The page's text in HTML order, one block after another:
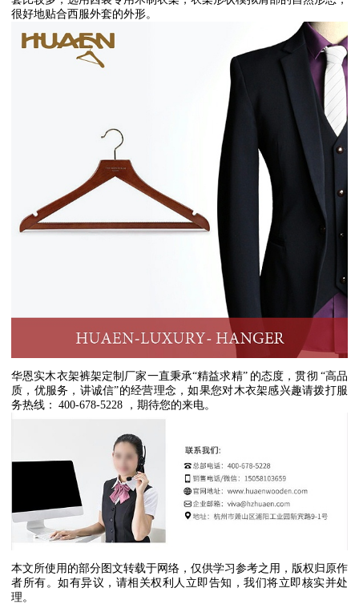
很好地贴合西服外套的外形。
华恩实木衣架裤架定制厂家一直秉承“精益求精” 的态度，贯彻 “高品
质，优服务，讲诚信”的经营理念，如果您对木衣架感兴趣请拨打服
务热线： 400-678-5228 ，期待您的来电。
本文所使用的部分图文转载于网络，仅供学习参考之用，版权归原作
者所有。如有异议，请相关权利人立即告知，我们将立即核实并处
理。